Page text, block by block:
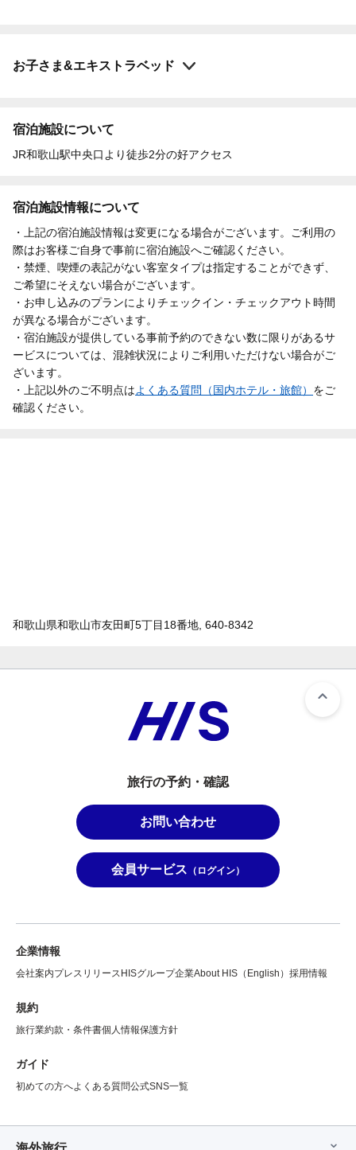
お子さま&エキストラベッド
宿泊施設について
JR和歌山駅中央口より徒歩2分の好アクセス
宿泊施設情報について
・上記の宿泊施設情報は変更になる場合がございます。ご利用の
際はお客様ご自身で事前に宿泊施設へご確認ください。
・禁煙、喫煙の表記がない客室タイプは指定することができず、
ご希望にそえない場合がございます。
・お申し込みのプランによりチェックイン・チェックアウト時間
が異なる場合がございます。
・宿泊施設が提供している事前予約のできない数に限りがあるサ
ービスについては、混雑状況によりご利用いただけない場合がご
ざいます。
・上記以外のご不明点はよくある質問（国内ホテル・旅館） をご
確認ください。
和歌山県和歌山市友田町5丁目18番地, 640-8342
旅行の予約・確認
お問い合わせ
会員サービス （ログイン）
企業情報
会社案内プレスリリース HISグループ企業About HIS（English） 採用情報
規約
旅行業約款・条件書個人情報保護方針
ガイド
初めての方へよくある質問公式SNS一覧